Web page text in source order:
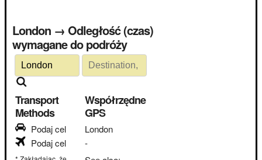
London → Odległość (czas)
wymagane do podróży
Transport
Methods
Podaj cel
Podaj cel
Współrzędne
GPS
London
-